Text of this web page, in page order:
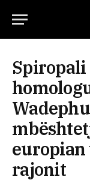
europian
rajonit